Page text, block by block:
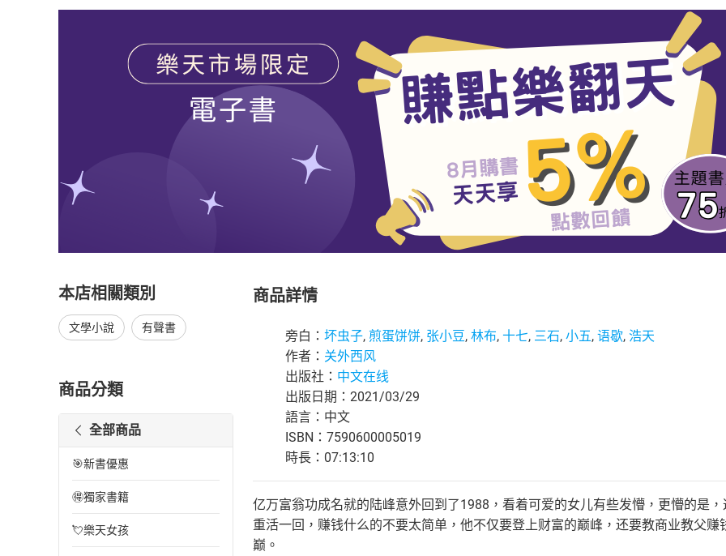
本店相關類別
文學小說 有聲書
商品分類
全部商品
🎯新書優惠
🉐獨家書籍
💘樂天女孩
商品詳情
旁白： 坏虫子, 煎蛋饼饼, 张小豆, 林布, 十七, 三石, 小五, 语歇, 浩天
作者： 关外西风
出版社： 中文在线
出版日期：2021/03/29
語言：中文
ISBN：7590600005019
時長：07:13:10
亿万富翁功成名就的陆峰意外回到了1988，看着可爱的女儿有些发懵，更懵的是
重活一回，赚钱什么的不要太简单，他不仅要登上财富的巅峰，还要教商业教父
巅。